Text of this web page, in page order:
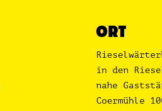
ORT
in den
nahe
Coermühle